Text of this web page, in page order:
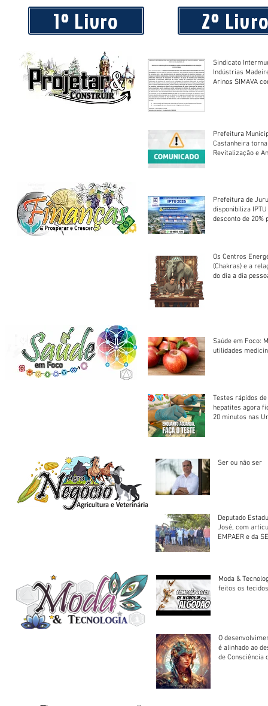
1º Livro 2º
Sindicato
Indústrias
Arinos SIMAVA convoca à
Prefeitura
Castanheira
Revitalização e
Prefeitura de
disponibiliza
desconto de 20%
Os Centros
(Chakras) e a
do dia a dia
Saúde em Foco:
utilidades
Testes rápidos
hepatites agora
20 minutos nas
Ser ou não ser
Deputado
José, com
EMPAER e da
Moda &
feitos os
O
é alinhado ao
de Consciência